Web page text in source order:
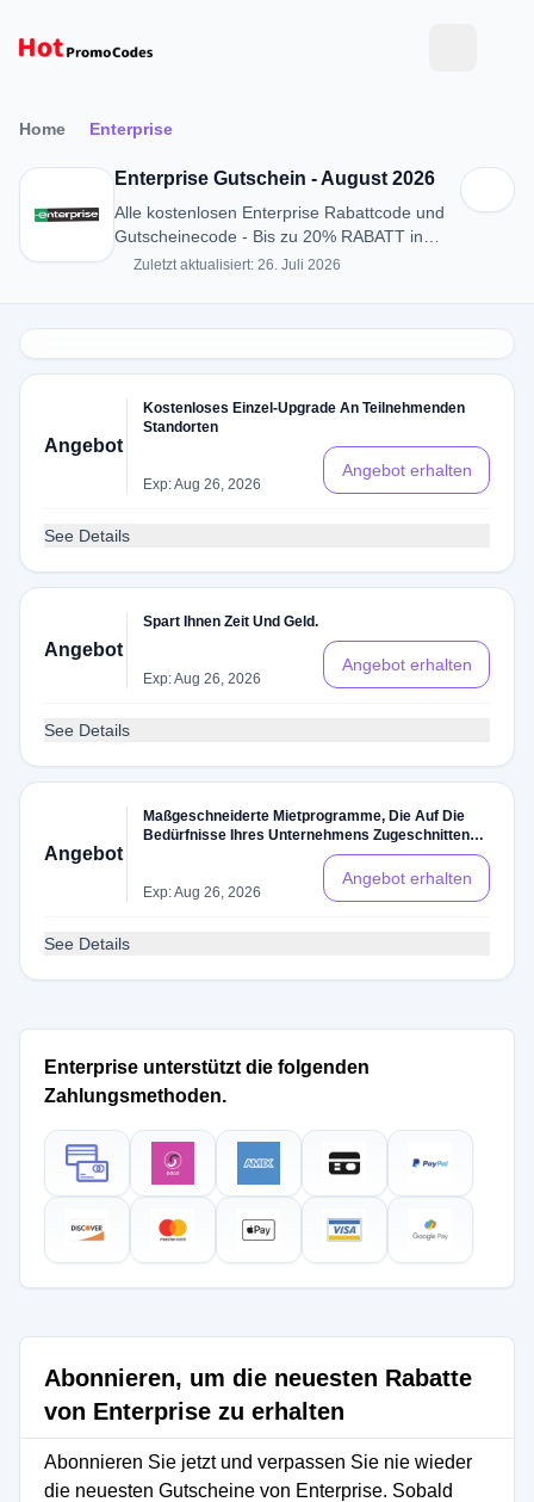
Home Enterprise
Enterprise Gutschein - August 2026
Alle kostenlosen Enterprise Rabattcode und
Gutscheinecode - Bis zu 20% RABATT in
August 2026
Zuletzt aktualisiert: 26. Juli 2026
Angebot
Kostenloses Einzel-Upgrade An Teilnehmenden
Standorten
Exp: Aug 26, 2026
Angebot erhalten
See Details
Angebot
Spart Ihnen Zeit Und Geld.
Exp: Aug 26, 2026
Angebot erhalten
See Details
Angebot
Maßgeschneiderte Mietprogramme, Die Auf Die
Bedürfnisse Ihres Unternehmens Zugeschnitten
Exp: Aug 26, 2026
Angebot erhalten
See Details
Enterprise unterstützt die folgenden
Zahlungsmethoden.
Abonnieren, um die neuesten Rabatte
von Enterprise zu erhalten
Abonnieren Sie jetzt und verpassen Sie nie wieder
die neuesten Gutscheine von Enterprise. Sobald